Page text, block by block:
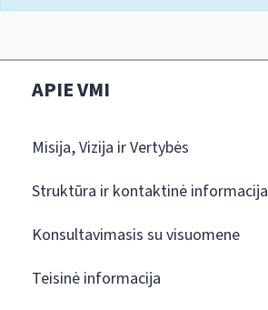
APIE VMI
Misija, Vizija ir Vertybės
Struktūra ir kontaktinė informacija
Konsultavimasis su visuomene
Teisinė informacija